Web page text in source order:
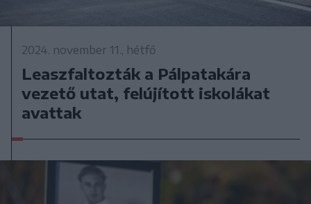
2024. november 11., hétfő
Leaszfaltozták a Pálpatakára
vezető utat, felújított iskolákat
avattak